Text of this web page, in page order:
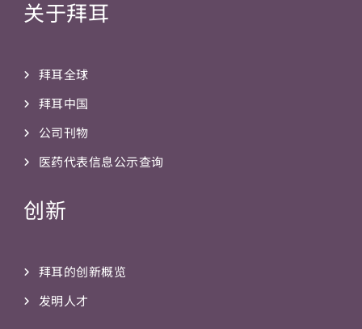
关于拜耳
拜耳全球
拜耳中国
公司刊物
医药代表信息公示查询
创新
拜耳的创新概览
发明人才